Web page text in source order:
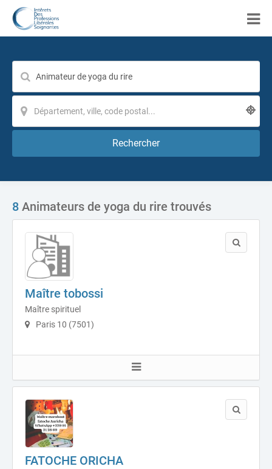
Rechercher
8 Animateurs de yoga du rire trouvés
Maître tobossi
Maître spirituel
Paris 10 (7501)
FATOCHE ORICHA